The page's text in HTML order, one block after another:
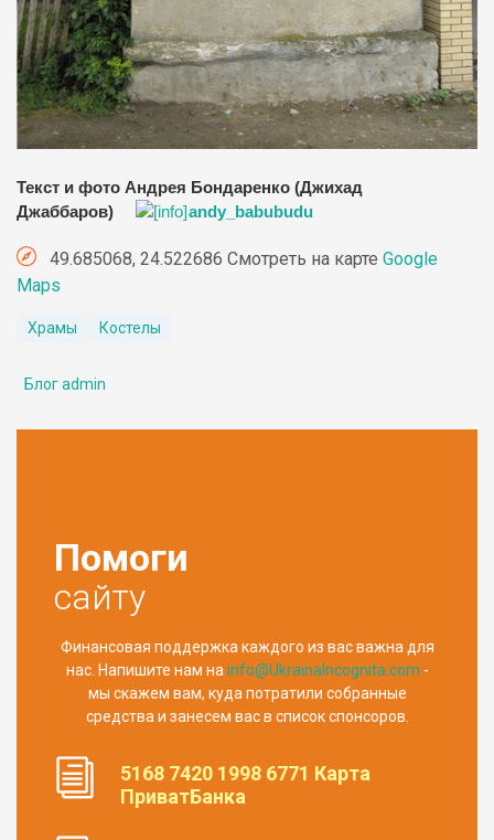
Текст и фото Андрея Бондаренко (Джихад
Джаббаров)
andy_babubudu
49.685068, 24.522686 Смотреть на карте Google
Maps
Храмы Костелы
Блог admin
Помоги
сайту
Финансовая поддержка каждого из вас важна для
нас. Напишите нам наinfo@UkrainaIncognita.com -
мы скажем вам, куда потратили собранные
средства и занесем вас в список спонсоров.
5168 7420 1998 6771 Карта
ПриватБанка